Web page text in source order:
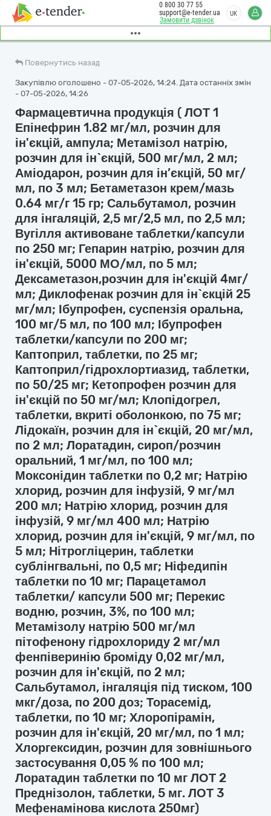
Замовити дзвінок
0 800 30 77 55
support@e-tender.ua
UK
Повернутись назад
Закупівлю оголошено - 07-05-2026, 14:24. Дата останніх змін
- 07-05-2026, 14:26
Фармацевтична продукція ( ЛОТ 1
Епінефрин 1.82 мг/мл, розчин для
ін'єкцій, ампула; Метамізол натрію,
розчин для ін`єкцій, 500 мг/мл, 2 мл;
Аміодарон, розчин для ін’єкцій, 50 мг/
мл, по 3 мл; Бетаметазон крем/мазь
0.64 мг/г 15 гр; Сальбутамол, розчин
для інгаляцій, 2,5 мг/2,5 мл, по 2,5 мл;
Вугілля активоване таблетки/капсули
по 250 мг; Гепарин натрію, розчин для
ін'єкцій, 5000 МО/мл, по 5 мл;
Дексаметазон,розчин для ін'єкцій 4мг/
мл; Диклофенак розчин для ін`єкцій 25
мг/мл; Ібупрофен, суспензія оральна,
100 мг/5 мл, по 100 мл; Ібупрофен
таблетки/капсули по 200 мг;
Каптоприл, таблетки, по 25 мг;
Каптоприл/гідрохлортиазид, таблетки,
по 50/25 мг; Кетопрофен розчин для
ін'єкцій по 50 мг/мл; Клопідогрел,
таблетки, вкриті оболонкою, по 75 мг;
Лідокаїн, розчин для ін`єкцій, 20 мг/мл,
по 2 мл; Лоратадин, сироп/розчин
оральний, 1 мг/мл, по 100 мл;
Моксонідин таблетки по 0,2 мг; Натрію
хлорид, розчин для інфузій, 9 мг/мл
200 мл; Натрію хлорид, розчин для
інфузій, 9 мг/мл 400 мл; Натрію
хлорид, розчин для ін'єкцій, 9 мг/мл, по
5 мл; Нітрогліцерин, таблетки
сублінгвальні, по 0,5 мг; Ніфедипін
таблетки по 10 мг; Парацетамол
таблетки/ капсули 500 мг; Перекис
водню, розчин, 3%, по 100 мл;
Метамізолу натрію 500 мг/мл
пітофенону гідрохлориду 2 мг/мл
фенпіверинію броміду 0,02 мг/мл,
розчин для ін'єкцій, по 2 мл;
Сальбутамол, інгаляція під тиском, 100
мкг/доза, по 200 доз; Торасемід,
таблетки, по 10 мг; Хлоропірамін,
розчин для ін'єкцій, 20 мг/мл, по 1 мл;
Хлоргексидин, розчин для зовнішнього
застосування 0,05 % по 100 мл;
Лоратадин таблетки по 10 мг ЛОТ 2
Преднізолон, таблетки, 5 мг. ЛОТ 3
Мефенамінова кислота 250мг)